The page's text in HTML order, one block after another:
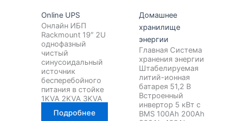
Online UPS
Онлайн ИБП
Rackmount 19″ 2U
однофазный
чистый
синусоидальный
источник
бесперебойного
питания в стойке
1KVA 2KVA 3KVA
Подробнее
Домашнее
хранилище
энергии
Главная Система
хранения энергии
Штабелируемая
литий-ионная
батарея 51,2 В
Встроенный
инвертор 5 кВт с
BMS 100Ah 200Ah